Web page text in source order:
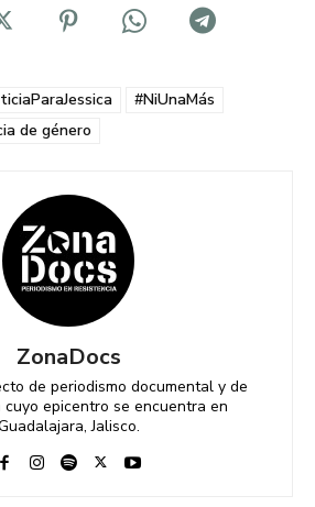
#NiUnaMás
de género
ZonaDocs
de periodismo documental y de
cuyo epicentro se encuentra en
Jalisco.